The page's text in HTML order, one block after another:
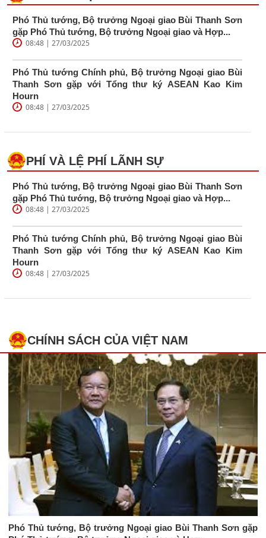
Phó Thủ tướng, Bộ trưởng Ngoại giao Bùi Thanh Sơn
gặp Phó Thủ tướng, Bộ trưởng Ngoại giao và Hợp...
08:48 | 27/03/2025
Phó Thủ tướng Chính phủ, Bộ trưởng Ngoại giao Bùi
Thanh Sơn gặp với Tổng thư ký ASEAN Kao Kim
Hourn
08:48 | 27/03/2025
PHÍ VÀ LỆ PHÍ LÃNH SỰ
Phó Thủ tướng, Bộ trưởng Ngoại giao Bùi Thanh Sơn
gặp Phó Thủ tướng, Bộ trưởng Ngoại giao và Hợp...
08:48 | 27/03/2025
Phó Thủ tướng Chính phủ, Bộ trưởng Ngoại giao Bùi
Thanh Sơn gặp với Tổng thư ký ASEAN Kao Kim
Hourn
08:48 | 27/03/2025
CHÍNH SÁCH CỦA VIỆT NAM
Phó Thủ tướng, Bộ trưởng Ngoại giao Bùi Thanh Sơn gặp